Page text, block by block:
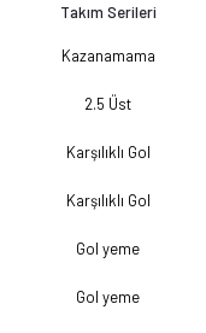
Takım Serileri
Kazanamama
2.5 Üst
Karşılıklı Gol
Karşılıklı Gol
Gol yeme
Gol yeme